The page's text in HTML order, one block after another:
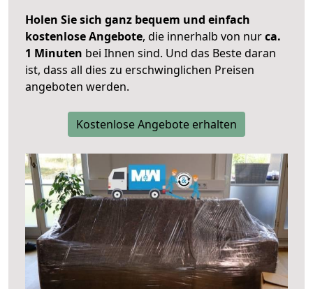
Holen Sie sich ganz bequem und einfach
kostenlose Angebote, die innerhalb von nurca.
1 Minuten bei Ihnen sind. Und das Beste daran
ist, dass all dies zu erschwinglichen Preisen
angeboten werden.
Kostenlose Angebote erhalten